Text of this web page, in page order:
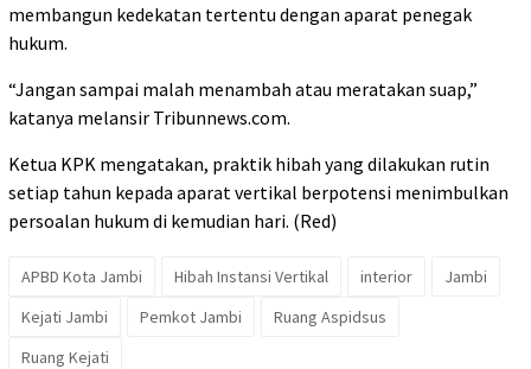
membangun kedekatan tertentu dengan aparat penegak
hukum.
“Jangan sampai malah menambah atau meratakan suap,”
katanya melansir Tribunnews.com.
Ketua KPK mengatakan, praktik hibah yang dilakukan rutin
setiap tahun kepada aparat vertikal berpotensi menimbulkan
persoalan hukum di kemudian hari. (Red)
APBD Kota Jambi Hibah Instansi Vertikal interior
Jambi
Kejati Jambi
Pemkot Jambi
Ruang Aspidsus
Ruang Kejati